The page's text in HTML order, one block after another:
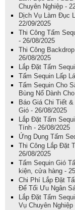
Chuyên Nghiệp -
Dịch Vụ Làm Đục
22/09/2025
Thi Công Tấm
- 26/08/2025
Thi Công
26/08/2025
Lắp Đặt Tấm
Tấm Sequin Lấp
Tấm Sequin Cho
Bùng Nổ Dành
Báo Giá Chi Tiết
Gió - 26/08/2025
Lắp Đặt Tấm
Tính - 26/08/2025
Ứng Dụng Tấm
Thi Công Lắp Đặt
26/08/2025
Tấm Sequin Gió
kiện, cửa hàng -
Chi Phí Lắp Đặt
Để Tối Ưu Ngân
Lắp Đặt Tấm
Vụ Chuyên Nghiệp